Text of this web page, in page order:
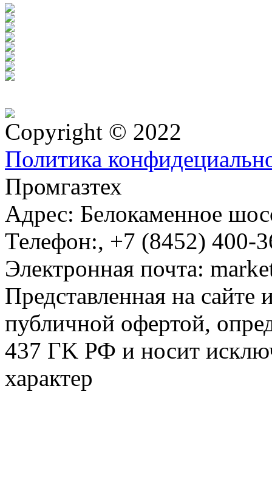
Copyright © 2022
Политика
Промгазтех
Адрес: Белокаменное
Телефон:, +7 (8452) 400-
Электронная почта:
Представленная на сайте
публичной офертой,
437 ГK РФ и носит
характер